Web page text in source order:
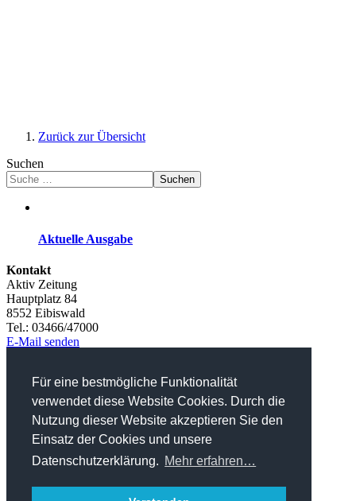
Für eine bestmögliche Funktionalität
verwendet diese Website Cookies. Durch die
Nutzung dieser Website akzeptieren Sie den
Einsatz der Cookies und unsere
Datenschutzerklärung. Mehr erfahren…
Zurück zur Übersicht
Suchen
Suchen
Aktuelle Ausgabe
Kontakt
Aktiv Zeitung
Hauptplatz 84
8552 Eibiswald
Tel.: 03466/47000
E-Mail senden
Tel.: 03466/47000-12
E-Mail senden
Kleinanzeigen
Tel.: 03466/47000-21
E-Mail senden